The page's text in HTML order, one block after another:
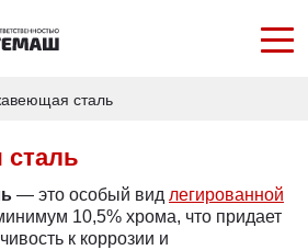
сталь
— это особый вид легированной
10,5% хрома, что придает
к коррозии и